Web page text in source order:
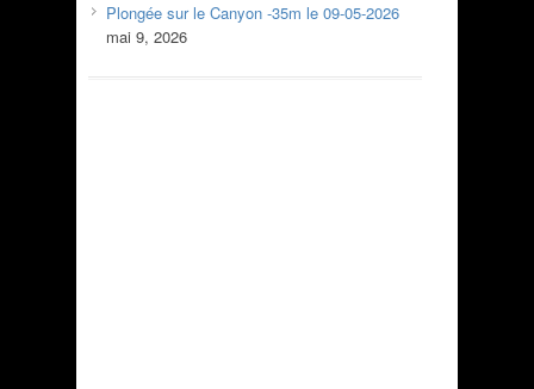
Plongée sur le Canyon -35m le 09-05-2026
mai 9, 2026